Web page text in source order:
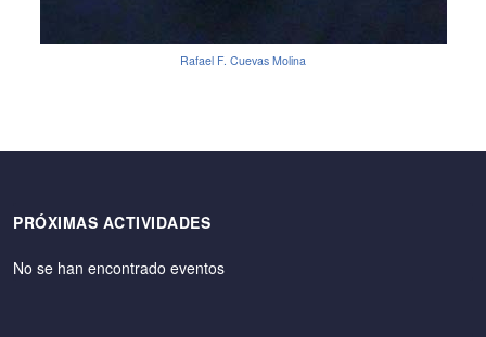
Rafael F. Cuevas Molina
PRÓXIMAS ACTIVIDADES
No se han encontrado eventos